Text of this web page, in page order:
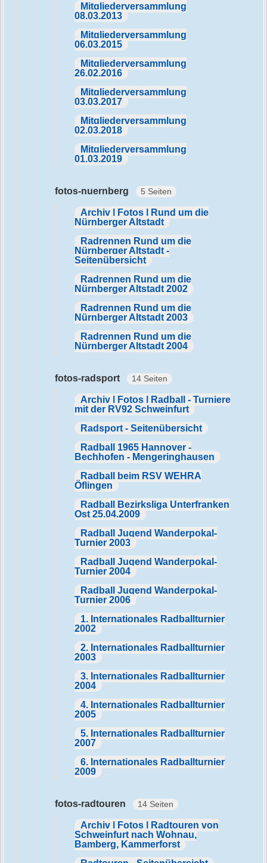
Mitgliederversammlung
08.03.2013
Mitgliederversammlung
06.03.2015
Mitgliederversammlung
26.02.2016
Mitgliederversammlung
03.03.2017
Mitgliederversammlung
02.03.2018
Mitgliederversammlung
01.03.2019
fotos-nuernberg 5 Seiten
Archiv | Fotos | Rund um die
Nürnberger Altstadt
Radrennen Rund um die
Nürnberger Altstadt -
Seitenübersicht
Radrennen Rund um die
Nürnberger Altstadt 2002
Radrennen Rund um die
Nürnberger Altstadt 2003
Radrennen Rund um die
Nürnberger Altstadt 2004
fotos-radsport 14 Seiten
Archiv | Fotos | Radball - Turniere
mit der RV92 Schweinfurt
Radsport - Seitenübersicht
Radball 1965 Hannover -
Bechhofen - Mengeringhausen
Radball beim RSV WEHRA
Öflingen
Radball Bezirksliga Unterfranken
Ost 25.04.2009
Radball Jugend Wanderpokal-
Turnier 2003
Radball Jugend Wanderpokal-
Turnier 2004
Radball Jugend Wanderpokal-
Turnier 2006
1. Internationales Radballturnier
2002
2. Internationales Radballturnier
2003
3. Internationales Radballturnier
2004
4. Internationales Radballturnier
2005
5. Internationales Radballturnier
2007
6. Internationales Radballturnier
2009
fotos-radtouren 14 Seiten
Archiv | Fotos | Radtouren von
Schweinfurt nach Wohnau,
Bamberg, Kammerforst